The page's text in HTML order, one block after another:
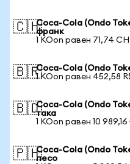
🇨🇭Coca-Cola (Ondo
франк
1 KOon равен 71,74
🇧🇷Coca-Cola (Ondo
1 KOon равен 452,58
🇧🇩Coca-Cola (Ondo
така
1 KOon равен 10 989,16
🇵🇭Coca-Cola (Ondo
песо